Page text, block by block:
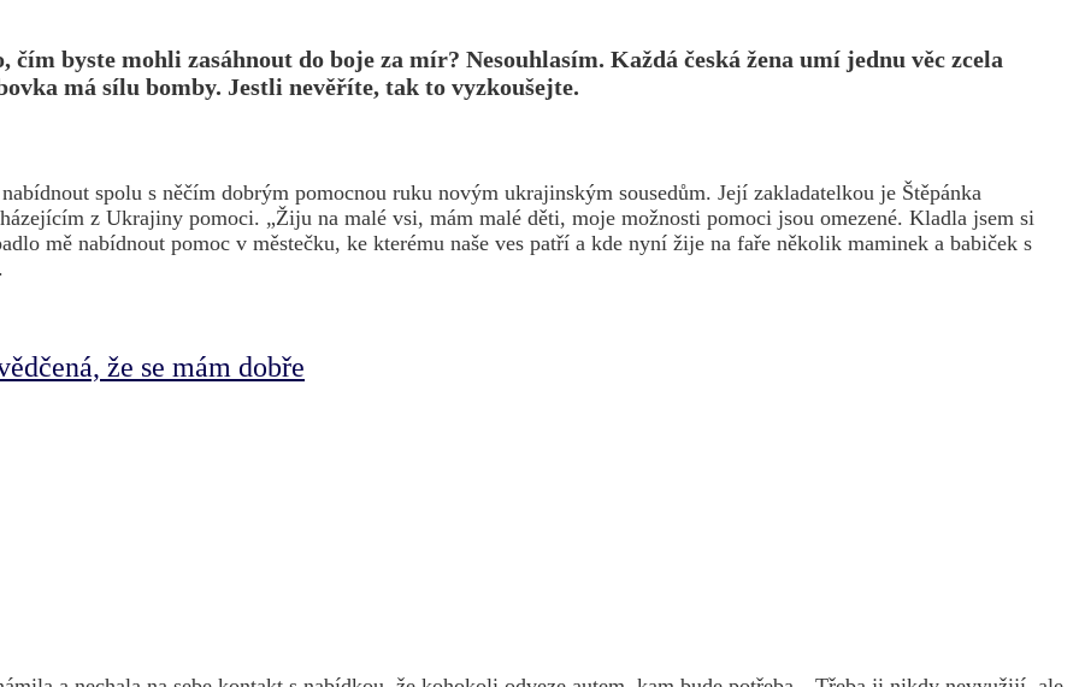
čím byste mohli zasáhnout do boje za mír? Nesouhlasím. Každá česká žena umí jednu věc zcela
má sílu bomby. Jestli nevěříte, tak to vyzkoušejte.
spolu s něčím dobrým pomocnou ruku novým ukrajinským sousedům. Její zakladatelkou je Štěpánka
z Ukrajiny pomoci. „Žiju na malé vsi, mám malé děti, moje možnosti pomoci jsou omezené. Kladla jsem si
mě nabídnout pomoc v městečku, ke kterému naše ves patří a kde nyní žije na faře několik maminek a babiček s
že se mám dobře